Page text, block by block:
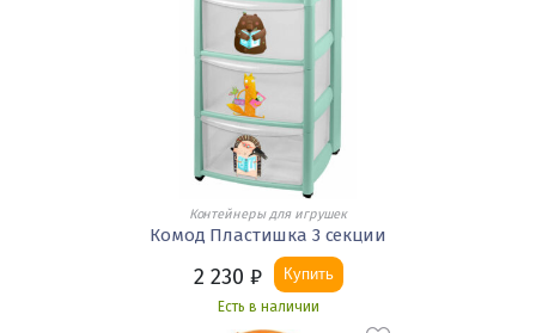
Контейнеры для игрушек
Комод Пластишка 3 секции
2 230 ₽ Купить
Есть в наличии